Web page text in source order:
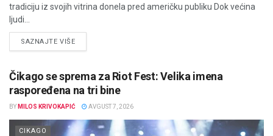
tradiciju iz svojih vitrina donela pred američku publiku Dok većina
ljudi...
SAZNAJTE VIŠEDETAILS
Čikago se sprema za Riot Fest: Velika imena
raspoređena na tri bine
BY MILOS KRIVOKAPIĆ AVGUST 7, 2026
CIKAGO